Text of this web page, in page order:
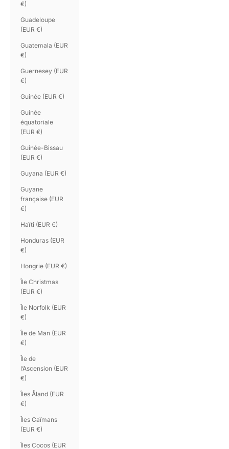
€)
Guadeloupe
(EUR €)
Guatemala (EUR
€)
Guernesey (EUR
€)
Guinée (EUR €)
Guinée
équatoriale
(EUR €)
Guinée-Bissau
(EUR €)
Guyana (EUR €)
Guyane
française (EUR
€)
Haïti (EUR €)
Honduras (EUR
€)
Hongrie (EUR €)
Île Christmas
(EUR €)
Île Norfolk (EUR
€)
Île de Man (EUR
€)
Île de
l’Ascension (EUR
€)
Îles Åland (EUR
€)
Îles Caïmans
(EUR €)
Îles Cocos (EUR